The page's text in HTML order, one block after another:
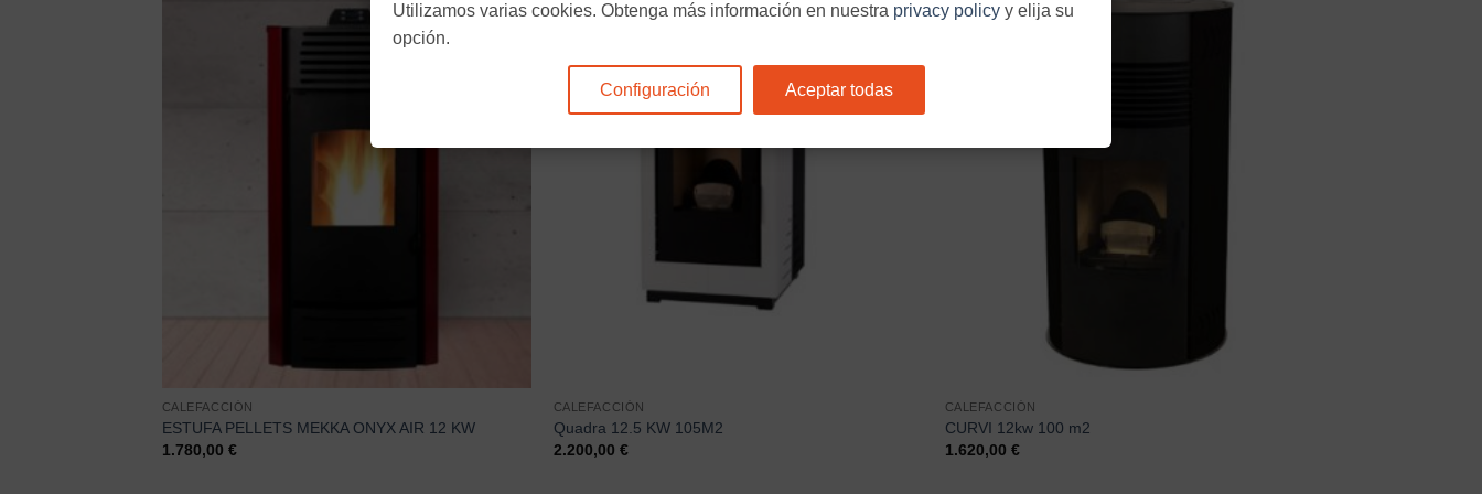
CALEFACCIÓN
ESTUFA PELLETS MEKKA ONYX AIR 12 KW
1.780,00 €
CALEFACCIÓN
Quadra 12.5 KW 105M2
2.200,00 €
CALEFACCIÓN
CURVI 12kw 100 m2
1.620,00 €
Utilizamos varias cookies. Obtenga más información en nuestra privacy policy y elija su
opción.
Configuración Aceptar todas